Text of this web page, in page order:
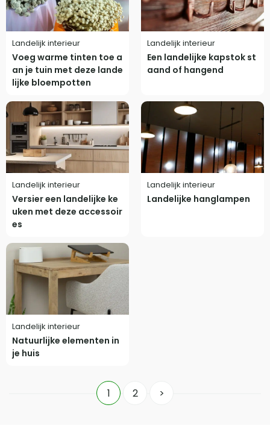
Landelijk interieur
Voeg warme tinten toe a
an je tuin met deze lande
lijke bloempotten
Landelijk interieur
Een landelijke kapstok st
aand of hangend
Landelijk interieur
Versier een landelijke ke
uken met deze accessoir
es
Landelijk interieur
Landelijke hanglampen
Landelijk interieur
Natuurlijke elementen in
je huis
1 2 >